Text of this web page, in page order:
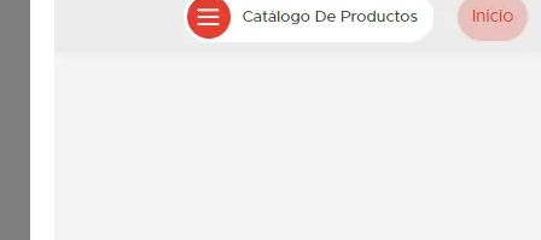
Licuadoras
Jarrás eléctricas